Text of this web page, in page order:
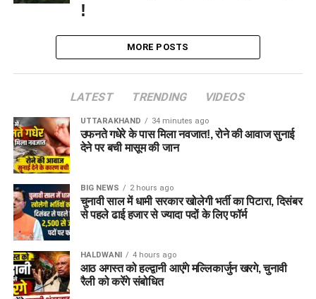
!
MORE POSTS
LATEST TRENDING VIDEOS
UTTARAKHAND 34 minutes ago
उफनते गधेरे के पास मिला नवजात!, रोने की आवाज सुनाई
देने पर बची मासूम की जान
BIG NEWS 2 hours ago
चुनावी साल में धामी सरकार खोलेगी भर्ती का पिटारा, दिसंबर
से पहले ढाई हजार से ज्यादा पदों के लिए फॉर्म
HALDWANI 4 hours ago
आठ अगस्त को हल्द्वानी आएंगे मल्लिकार्जुन खरगे, चुनावी
रैली को करेंगे संबोधित